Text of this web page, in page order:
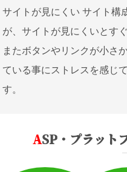
サイトが見にくい サイト構
が、サイトが見にくいとす
またボタンやリンクが小さ
ている事にストレスを感じ
す。
ASP・プラット